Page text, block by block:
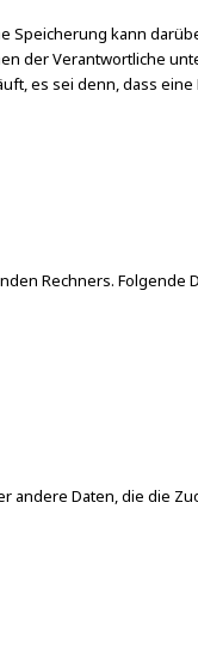
Speicherung kann
der Verantwortliche
es sei denn, dass
Rechners. Folgende
Daten, die die